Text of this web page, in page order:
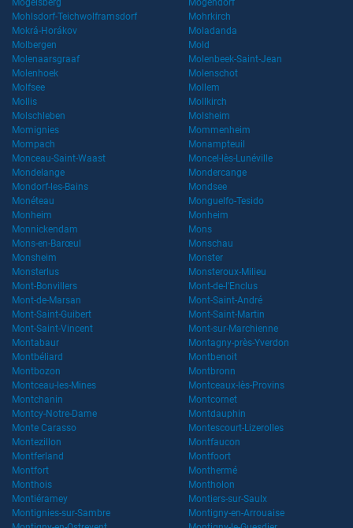
Mogelsberg
Mogendorf
Mohlsdorf-Teichwolframsdorf
Mohrkirch
Mokrá-Horákov
Moladanda
Molbergen
Mold
Molenaarsgraaf
Molenbeek-Saint-Jean
Molenhoek
Molenschot
Molfsee
Mollem
Mollis
Mollkirch
Molschleben
Molsheim
Momignies
Mommenheim
Mompach
Monampteuil
Monceau-Saint-Waast
Moncel-lès-Lunéville
Mondelange
Mondercange
Mondorf-les-Bains
Mondsee
Monéteau
Monguelfo-Tesido
Monheim
Monheim
Monnickendam
Mons
Mons-en-Barœul
Monschau
Monsheim
Monster
Monsterlus
Monsteroux-Milieu
Mont-Bonvillers
Mont-de-l'Enclus
Mont-de-Marsan
Mont-Saint-André
Mont-Saint-Guibert
Mont-Saint-Martin
Mont-Saint-Vincent
Mont-sur-Marchienne
Montabaur
Montagny-près-Yverdon
Montbéliard
Montbenoit
Montbozon
Montbronn
Montceau-les-Mines
Montceaux-lès-Provins
Montchanin
Montcornet
Montcy-Notre-Dame
Montdauphin
Monte Carasso
Montescourt-Lizerolles
Montezillon
Montfaucon
Montferland
Montfoort
Montfort
Monthermé
Monthois
Montholon
Montiéramey
Montiers-sur-Saulx
Montignies-sur-Sambre
Montigny-en-Arrouaise